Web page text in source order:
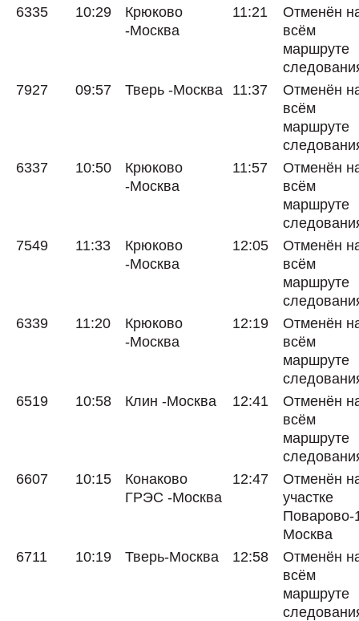
6335 10:29
Крюково
-Москва
11:21
Отменён
всём
маршруте
7927
09:57 Тверь -Москва 11:37
Отменён
всём
маршруте
6337
10:50
Крюково
-Москва
11:57
Отменён
всём
маршруте
7549
11:33
Крюково
-Москва
12:05
Отменён
всём
маршруте
6339
11:20
Крюково
-Москва
12:19
Отменён
всём
маршруте
6519
10:58 Клин -Москва 12:41
Отменён
всём
маршруте
6607
10:15
Конаково
ГРЭС -Москва
12:47
Отменён
участке
Поварово-
Москва
6711
10:19 Тверь-Москва 12:58
Отменён
всём
маршруте